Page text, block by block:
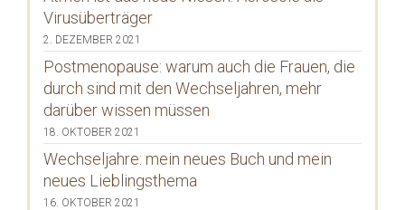
Virusüberträger
2. DEZEMBER 2021
Postmenopause: warum auch die Frauen, die
durch sind mit den Wechseljahren, mehr
darüber wissen müssen
18. OKTOBER 2021
Wechseljahre: mein neues Buch und mein
neues Lieblingsthema
16. OKTOBER 2021